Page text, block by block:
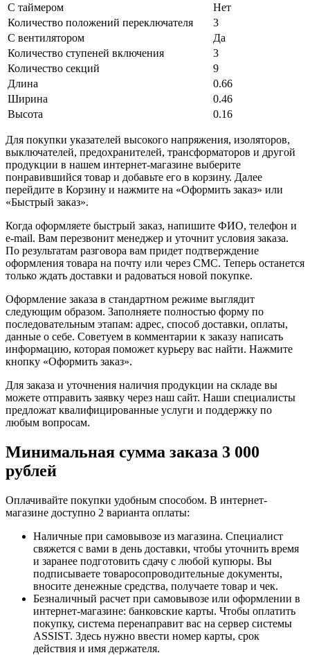
С таймером
Нет
Количество положений переключателя
3
С вентилятором
Да
Количество ступеней включения
3
Количество секций
9
Длина
0.66
Ширина
0.46
Высота
0.16
Для покупки указателей высокого напряжения, изоляторов,
выключателей, предохранителей, трансформаторов и другой
продукции в нашем интернет-магазине выберите
понравившийся товар и добавьте его в корзину. Далее
перейдите в Корзину и нажмите на «Оформить заказ» или
«Быстрый заказ».
Когда оформляете быстрый заказ, напишите ФИО, телефон и
e-mail. Вам перезвонит менеджер и уточнит условия заказа.
По результатам разговора вам придет подтверждение
оформления товара на почту или через СМС. Теперь останется
только ждать доставки и радоваться новой покупке.
Оформление заказа в стандартном режиме выглядит
следующим образом. Заполняете полностью форму по
последовательным этапам: адрес, способ доставки, оплаты,
данные о себе. Советуем в комментарии к заказу написать
информацию, которая поможет курьеру вас найти. Нажмите
кнопку «Оформить заказ».
Для заказа и уточнения наличия продукции на складе вы
можете отправить заявку через наш сайт. Наши специалисты
предложат квалифицированные услуги и поддержку по
любым вопросам.
Минимальная сумма заказа 3 000
рублей
Оплачивайте покупки удобным способом. В интернет-
магазине доступно 2 варианта оплаты:
Наличные при самовывозе из магазина. Специалист
свяжется с вами в день доставки, чтобы уточнить время
и заранее подготовить сдачу с любой купюры. Вы
подписываете товаросопроводительные документы,
вносите денежные средства, получаете товар и чек.
Безналичный расчет при самовывозе или оформлении в
интернет-магазине: банковские карты. Чтобы оплатить
покупку, система перенаправит вас на сервер системы
ASSIST. Здесь нужно ввести номер карты, срок
действия и имя держателя.